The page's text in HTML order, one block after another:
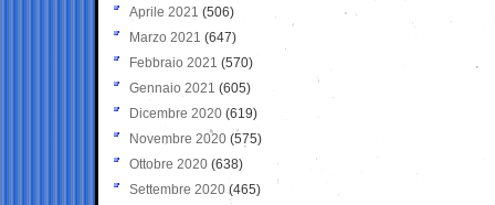
Aprile 2021 (506)
Marzo 2021 (647)
Febbraio 2021 (570)
Gennaio 2021 (605)
Dicembre 2020 (619)
Novembre 2020 (575)
Ottobre 2020 (638)
Settembre 2020(465)